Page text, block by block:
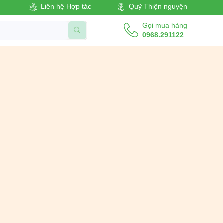
Liên hệ Hợp tác Quỹ Thiện nguyện
Gọi mua hàng
0968.291122